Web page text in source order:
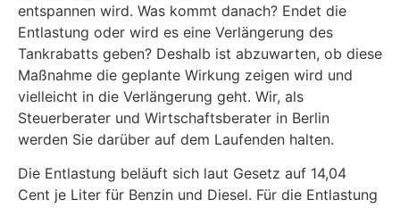
entspannen wird. Was kommt danach? Endet die
Entlastung oder wird es eine Verlängerung des
Tankrabatts geben? Deshalb ist abzuwarten, ob diese
Maßnahme die geplante Wirkung zeigen wird und
vielleicht in die Verlängerung geht. Wir, als
Steuerberater und Wirtschaftsberater in Berlin
werden Sie darüber auf dem Laufenden halten.
Die Entlastung beläuft sich laut Gesetz auf 14,04
Cent je Liter für Benzin und Diesel. Für die Entlastung